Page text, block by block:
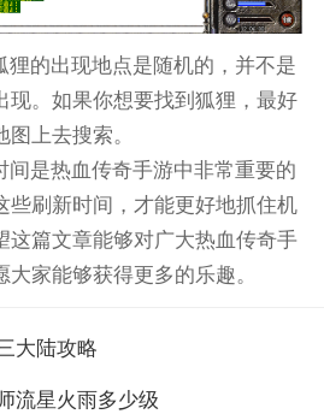
狸的出现地点是随机的，并不是
现。如果你想要找到狐狸，最好
上去搜索。
间是热血传奇手游中非常重要的
些刷新时间，才能更好地抓住机
这篇文章能够对广大热血传奇手
家能够获得更多的乐趣。
大陆攻略
流星火雨多少级